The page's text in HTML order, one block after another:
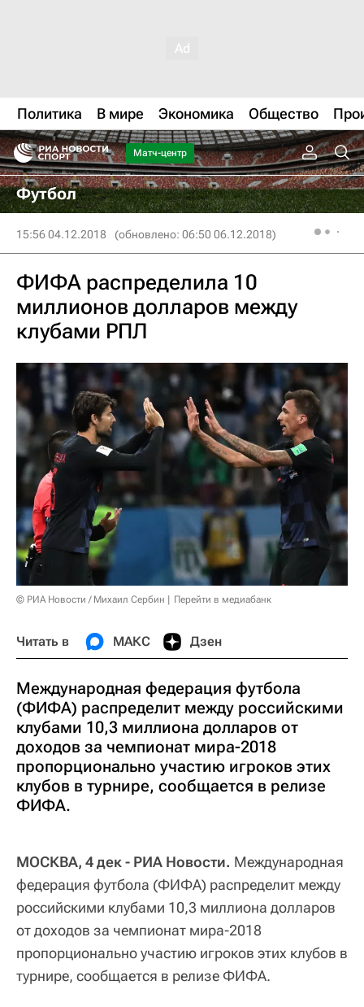
Политика В мире Экономика Общество
Матч-центр
Футбол
15:56 04.12.2018 (обновлено: 06:50 06.12.2018)
ФИФА распределила 10
миллионов долларов между
клубами РПЛ
© РИА Новости / Михаил Сербин Перейти в медиабанк
Читать в МАКС Дзен
Международная федерация футбола
(ФИФА) распределит между российскими
клубами 10,3 миллиона долларов от
доходов за чемпионат мира-2018
пропорционально участию игроков этих
клубов в турнире, сообщается в релизе
ФИФА.
МОСКВА, 4 дек - РИА Новости. Международная
федерация футбола (ФИФА) распределит между
российскими клубами 10,3 миллиона долларов
от доходов за чемпионат мира-2018
пропорционально участию игроков этих клубов в
турнире, сообщается в релизе ФИФА.